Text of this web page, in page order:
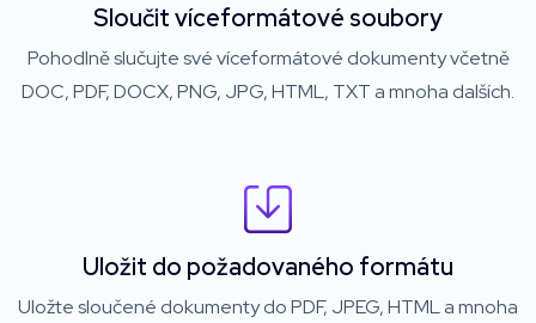
Sloučit víceformátové soubory
Pohodlně slučujte své víceformátové dokumenty včetně
DOC, PDF, DOCX, PNG, JPG, HTML, TXT a mnoha dalších.
Uložit do požadovaného formátu
Uložte sloučené dokumenty do PDF, JPEG, HTML a mnoha